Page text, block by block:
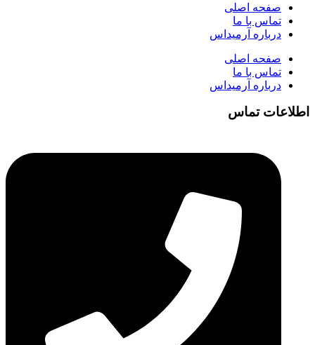
صفحه اصلی
تماس با ما
درباره آرمیداس
صفحه اصلی
تماس با ما
درباره آرمیداس
اطلاعات تماس